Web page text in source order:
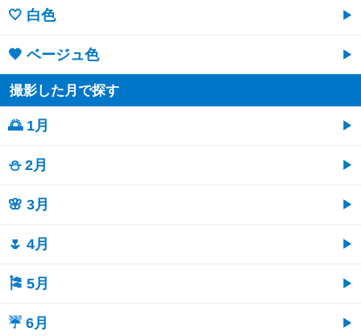
🤍 白色
🤎 ベージュ色
撮影した月で探す
🌅 1月
⛄ 2月
🌸 3月
🌷 4月
🎏 5月
☔ 6月